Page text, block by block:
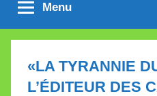
Menu
«LA TYRANNIE
L’ÉDITEUR DES